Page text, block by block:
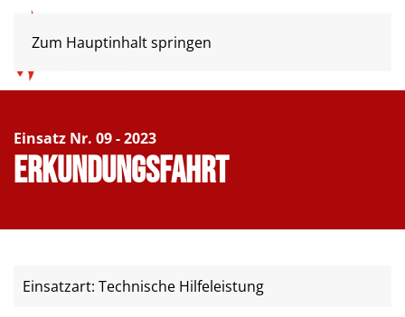
Zum Hauptinhalt springen
Einsatz Nr. 09 - 2023
Erkundungsfahrt
Einsatzart: Technische Hilfeleistung